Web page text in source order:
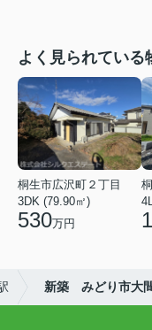
よく見られている
桐生市広沢町２丁目
3DK (79.90㎡)
530万円
新築 みどり市大